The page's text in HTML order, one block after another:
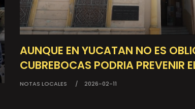
AUNQUE EN YUCATAN NO ES
CUBREBOCAS PODRIA PREVENIR
NOTAS LOCALES 2026-02-11